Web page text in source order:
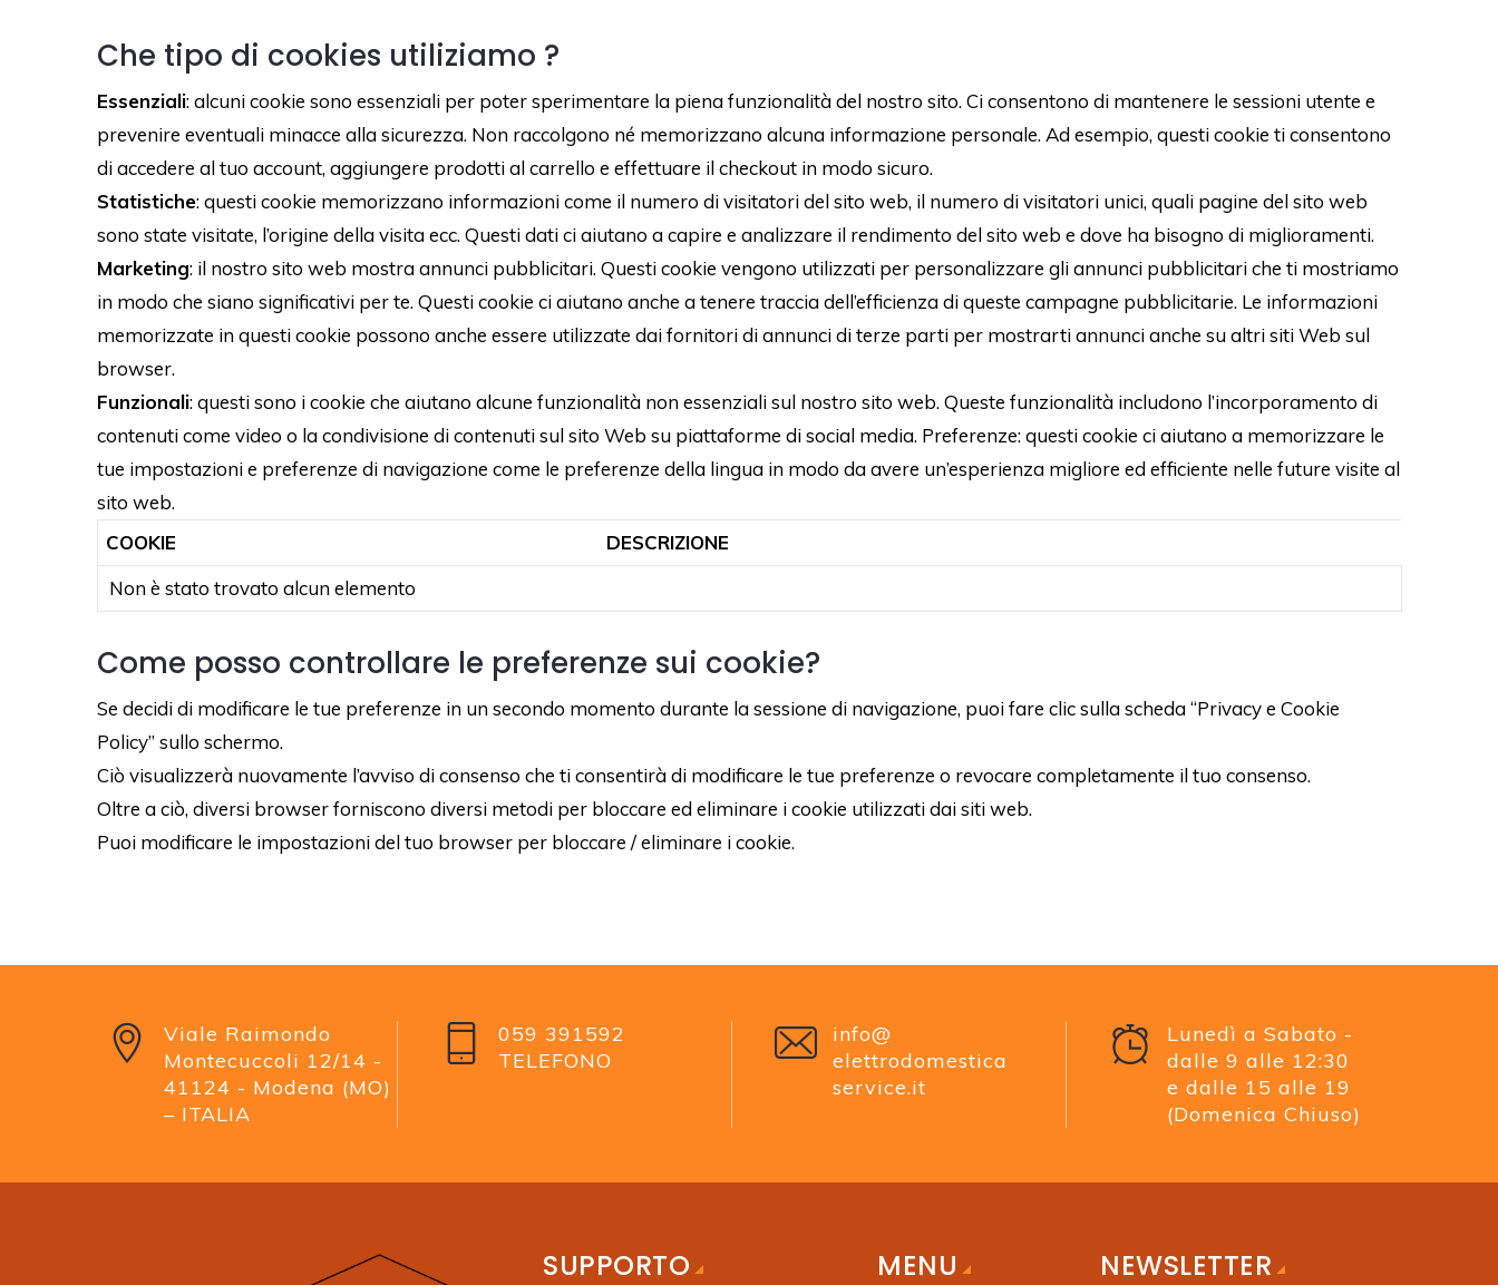
Che tipo di cookies utiliziamo ?
Essenziali: alcuni cookie sono essenziali per poter sperimentare la piena funzionalità del nostro sito. Ci consentono di mantenere le sessioni utente e
prevenire eventuali minacce alla sicurezza. Non raccolgono né memorizzano alcuna informazione personale. Ad esempio, questi cookie ti consentono
di accedere al tuo account, aggiungere prodotti al carrello e effettuare il checkout in modo sicuro.
Statistiche: questi cookie memorizzano informazioni come il numero di visitatori del sito web, il numero di visitatori unici, quali pagine del sito web
sono state visitate, l’origine della visita ecc. Questi dati ci aiutano a capire e analizzare il rendimento del sito web e dove ha bisogno di miglioramenti.
Marketing: il nostro sito web mostra annunci pubblicitari. Questi cookie vengono utilizzati per personalizzare gli annunci pubblicitari che ti mostriamo
in modo che siano significativi per te. Questi cookie ci aiutano anche a tenere traccia dell’efficienza di queste campagne pubblicitarie. Le informazioni
memorizzate in questi cookie possono anche essere utilizzate dai fornitori di annunci di terze parti per mostrarti annunci anche su altri siti Web sul
browser.
Funzionali: questi sono i cookie che aiutano alcune funzionalità non essenziali sul nostro sito web. Queste funzionalità includono l’incorporamento di
contenuti come video o la condivisione di contenuti sul sito Web su piattaforme di social media. Preferenze: questi cookie ci aiutano a memorizzare le
tue impostazioni e preferenze di navigazione come le preferenze della lingua in modo da avere un’esperienza migliore ed efficiente nelle future visite al
sito web.
COOKIE
DESCRIZIONE
Non è stato trovato alcun elemento
Come posso controllare le preferenze sui cookie?
Se decidi di modificare le tue preferenze in un secondo momento durante la sessione di navigazione, puoi fare clic sulla scheda “Privacy e Cookie
Policy” sullo schermo.
Ciò visualizzerà nuovamente l’avviso di consenso che ti consentirà di modificare le tue preferenze o revocare completamente il tuo consenso.
Oltre a ciò, diversi browser forniscono diversi metodi per bloccare ed eliminare i cookie utilizzati dai siti web.
Puoi modificare le impostazioni del tuo browser per bloccare / eliminare i cookie.
Viale Raimondo
Montecuccoli 12/14 -
41124 - Modena (MO)
– ITALIA
059 391592
TELEFONO
info@
elettrodomestica
service.it
Lunedì a Sabato -
dalle 9 alle 12:30
e dalle 15 alle 19
(Domenica Chiuso)
SUPPORTO MENU NEWSLETTER